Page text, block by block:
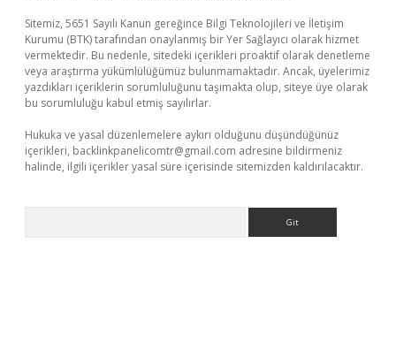
Sitemiz, 5651 Sayılı Kanun gereğince Bilgi Teknolojileri ve İletişim
Kurumu (BTK) tarafından onaylanmış bir Yer Sağlayıcı olarak hizmet
vermektedir. Bu nedenle, sitedeki içerikleri proaktif olarak denetleme
veya araştırma yükümlülüğümüz bulunmamaktadır. Ancak, üyelerimiz
yazdıkları içeriklerin sorumluluğunu taşımakta olup, siteye üye olarak
bu sorumluluğu kabul etmiş sayılırlar.
Hukuka ve yasal düzenlemelere aykırı olduğunu düşündüğünüz
içerikleri, backlinkpanelicomtr@gmail.com adresine bildirmeniz
halinde, ilgili içerikler yasal süre içerisinde sitemizden kaldırılacaktır.